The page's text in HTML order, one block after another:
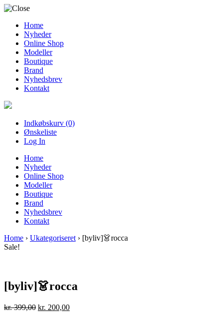
Home
Nyheder
Online Shop
Modeller
Boutique
Brand
Nyhedsbrev
Kontakt
Indkøbskurv (0)
Ønskeliste
Log In
Home
Nyheder
Online Shop
Modeller
Boutique
Brand
Nyhedsbrev
Kontakt
Home › Ukategoriseret › [byliv]👗rocca
Sale!
[byliv]👗rocca
kr.399,00 kr. 200,00